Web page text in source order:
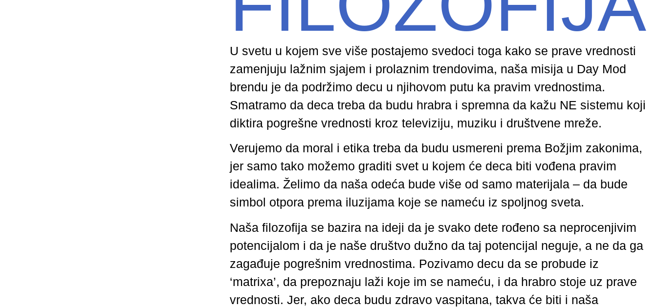
U svetu u kojem sve više postajemo svedoci toga kako se prave vrednosti
zamenjuju lažnim sjajem i prolaznim trendovima, naša misija u Day Mod
brendu je da podržimo decu u njihovom putu ka pravim vrednostima.
Smatramo da deca treba da budu hrabra i spremna da kažu NE sistemu koji
diktira pogrešne vrednosti kroz televiziju, muziku i društvene mreže.
Verujemo da moral i etika treba da budu usmereni prema Božjim zakonima,
jer samo tako možemo graditi svet u kojem će deca biti vođena pravim
idealima. Želimo da naša odeća bude više od samo materijala – da bude
simbol otpora prema iluzijama koje se nameću iz spoljnog sveta.
Naša filozofija se bazira na ideji da je svako dete rođeno sa neprocenjivim
potencijalom i da je naše društvo dužno da taj potencijal neguje, a ne da ga
zagađuje pogrešnim vrednostima. Pozivamo decu da se probude iz
‘matrixa’, da prepoznaju laži koje im se nameću, i da hrabro stoje uz prave
vrednosti. Jer, ako deca budu zdravo vaspitana, takva će biti i naša